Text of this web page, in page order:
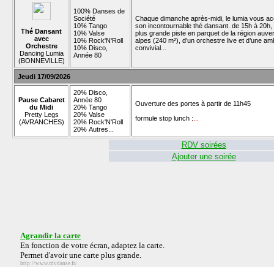
Thé Dansant
avec
Orchestre
Dancing Lumia
(BONNEVILLE)
100% Danses de
Société
10% Tango
10% Valse
10% Rock'N'Roll
10% Disco,
Année 80
Chaque dimanche après-midi, le lumia vous
son incontournable thé dansant. de 15h à 20h,
plus grande piste en parquet de la région
alpes (240 m²), d’un orchestre live et d’une
convivial
Jeudi 17/09/2026
Pause Cabaret
du Midi
Pretty Legs
(AVRANCHES)
20% Disco,
Année 80
20% Tango
20% Valse
20% Rock'N'Roll
20% Autres...
Ouverture des portes à partir de 11h45
formule stop lunch :
RDV soirées
Ajouter une soirée
Agrandir la carte
En fonction de votre écran, adaptez la carte.
Permet d'avoir une carte plus grande.
http://www.rdvdanse.fr/